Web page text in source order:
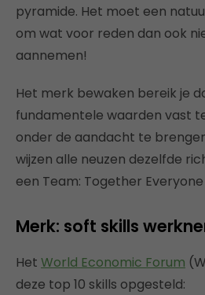
pyramide. Het moet een
om wat voor reden dan ook
aannemen!
Het merk bewaken bereik je
fundamentele waarden vast
onder de aandacht te
wijzen alle neuzen dezelfde
een Team: Together
Merk: soft skills
Het World Economic Forum
deze top 10 skills opgesteld: